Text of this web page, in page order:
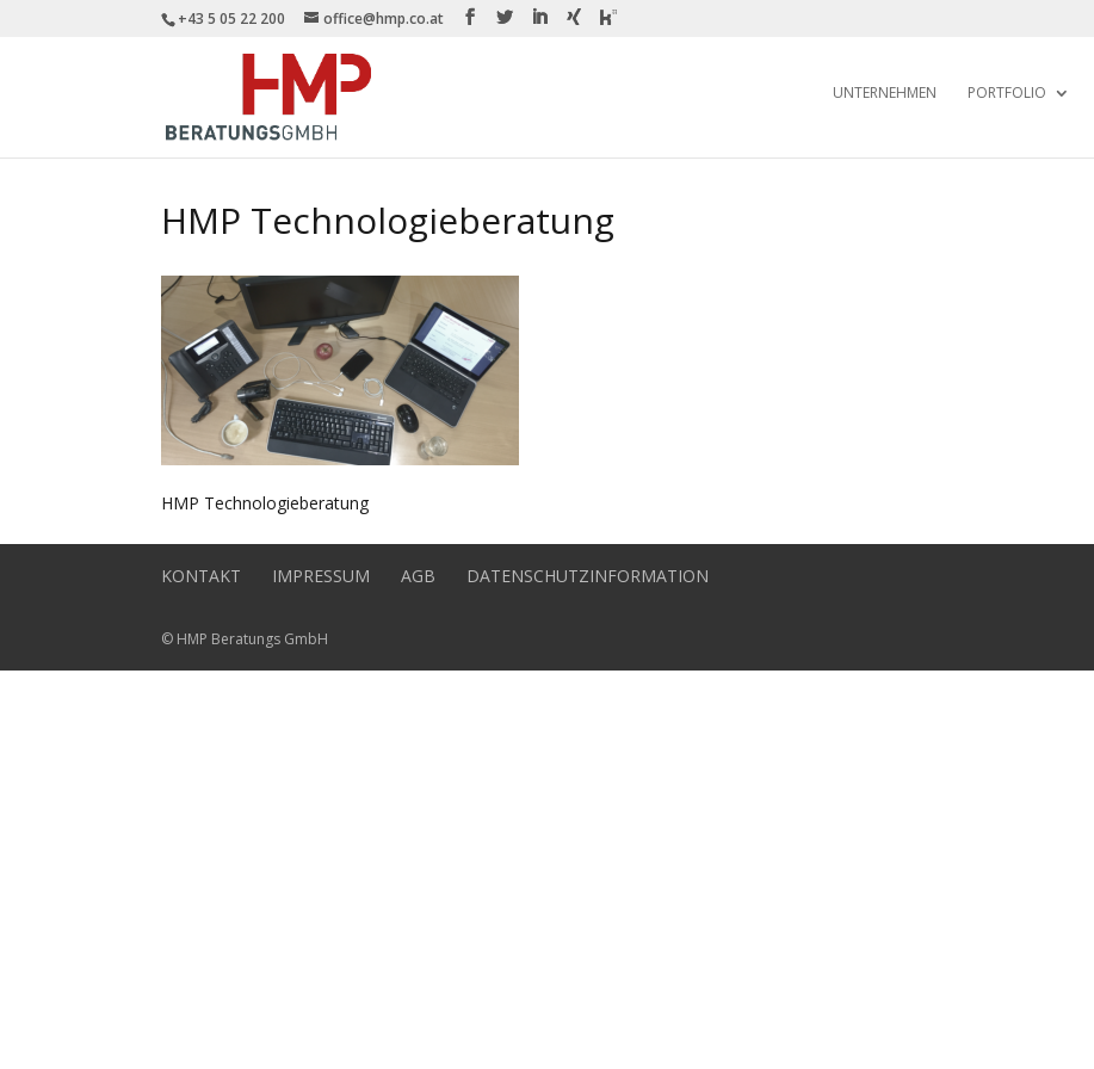
+43 5 05 22 200 office@hmp.co.at
UNTERNEHMEN PORTFOLIO
HMP Technologieberatung
HMP Technologieberatung
KONTAKT IMPRESSUM AGB DATENSCHUTZINFORMATION
© HMP Beratungs GmbH